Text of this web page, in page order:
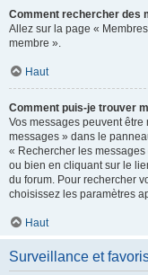
Comment rechercher des
Allez sur la page «
membre ».
Haut
Comment puis-je trouver
Vos messages peuvent
messages » dans le
« Rechercher les messages
ou bien en cliquant sur le
du forum. Pour rechercher
choisissez les paramètres
Haut
Surveillance et